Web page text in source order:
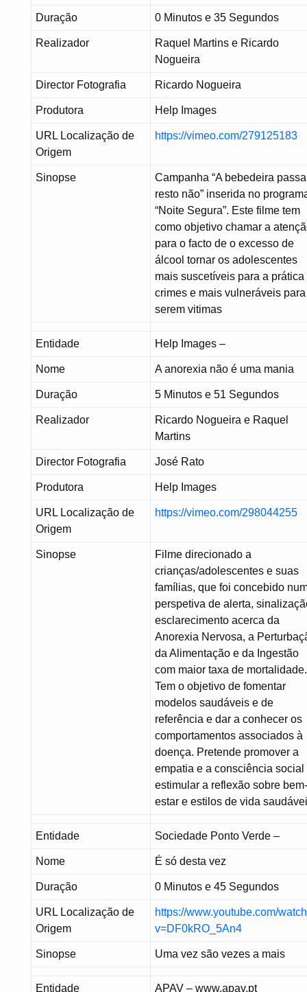
Duração 0 Minutos e 35 Segundos
Realizador
Raquel Martins e Ricardo
Nogueira
Director Fotografia Ricardo Nogueira
Produtora Help Images
URL Localização de
Origem
https://vimeo.com/279125183
Sinopse
Campanha “A bebedeira
resto não” inserida no
“Noite Segura”. Este filme tem
como objetivo chamar a
para o facto de o excesso de
álcool tornar os adolescentes
mais suscetíveis para a prática
crimes e mais vulneráveis para
serem vitimas
Entidade Help Images –
Nome A anorexia não é uma mania
Duração 5 Minutos e 51 Segundos
Realizador
Ricardo Nogueira e Raquel
Martins
Director Fotografia José Rato
Produtora Help Images
URL Localização de
Origem
https://vimeo.com/298044255
Sinopse
Filme direcionado a
crianças/adolescentes e suas
famílias, que foi concebido
perspetiva de alerta,
esclarecimento acerca da
Anorexia Nervosa, a
da Alimentação e da Ingestão
com maior taxa de mortalidade.
Tem o objetivo de fomentar
modelos saudáveis e de
referência e dar a conhecer os
comportamentos associados à
doença. Pretende promover a
empatia e a consciência social
estimular a reflexão sobre
estar e estilos de vida
Entidade Sociedade Ponto Verde –
Nome É só desta vez
Duração 0 Minutos e 45 Segundos
URL Localização de
Origem
https://www.youtube.com/
v=DF0kRO_5An4
Sinopse Uma vez são vezes a mais
Entidade APAV – www.apav.pt